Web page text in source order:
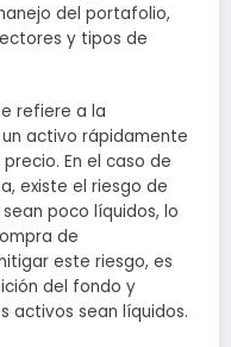
del portafolio,
y tipos de
refiere a la
activo rápidamente
En el caso de
existe el riesgo de
poco líquidos, lo
de
este riesgo, es
del fondo y
activos sean líquidos.